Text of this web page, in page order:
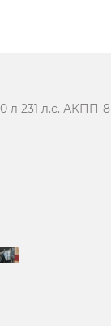
л 231 л.с. АКПП-8